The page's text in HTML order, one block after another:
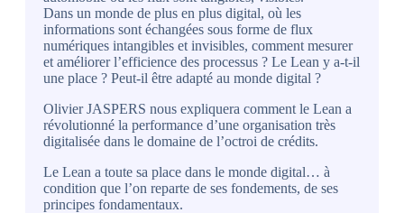
Dans un monde de plus en plus digital, où les
informations sont échangées sous forme de flux
numériques intangibles et invisibles, comment mesurer
et améliorer l’efficience des processus ? Le Lean y a-t-il
une place ? Peut-il être adapté au monde digital ?
Olivier JASPERS nous expliquera comment le Lean a
révolutionné la performance d’une organisation très
digitalisée dans le domaine de l’octroi de crédits.
Le Lean a toute sa place dans le monde digital… à
condition que l’on reparte de ses fondements, de ses
principes fondamentaux.